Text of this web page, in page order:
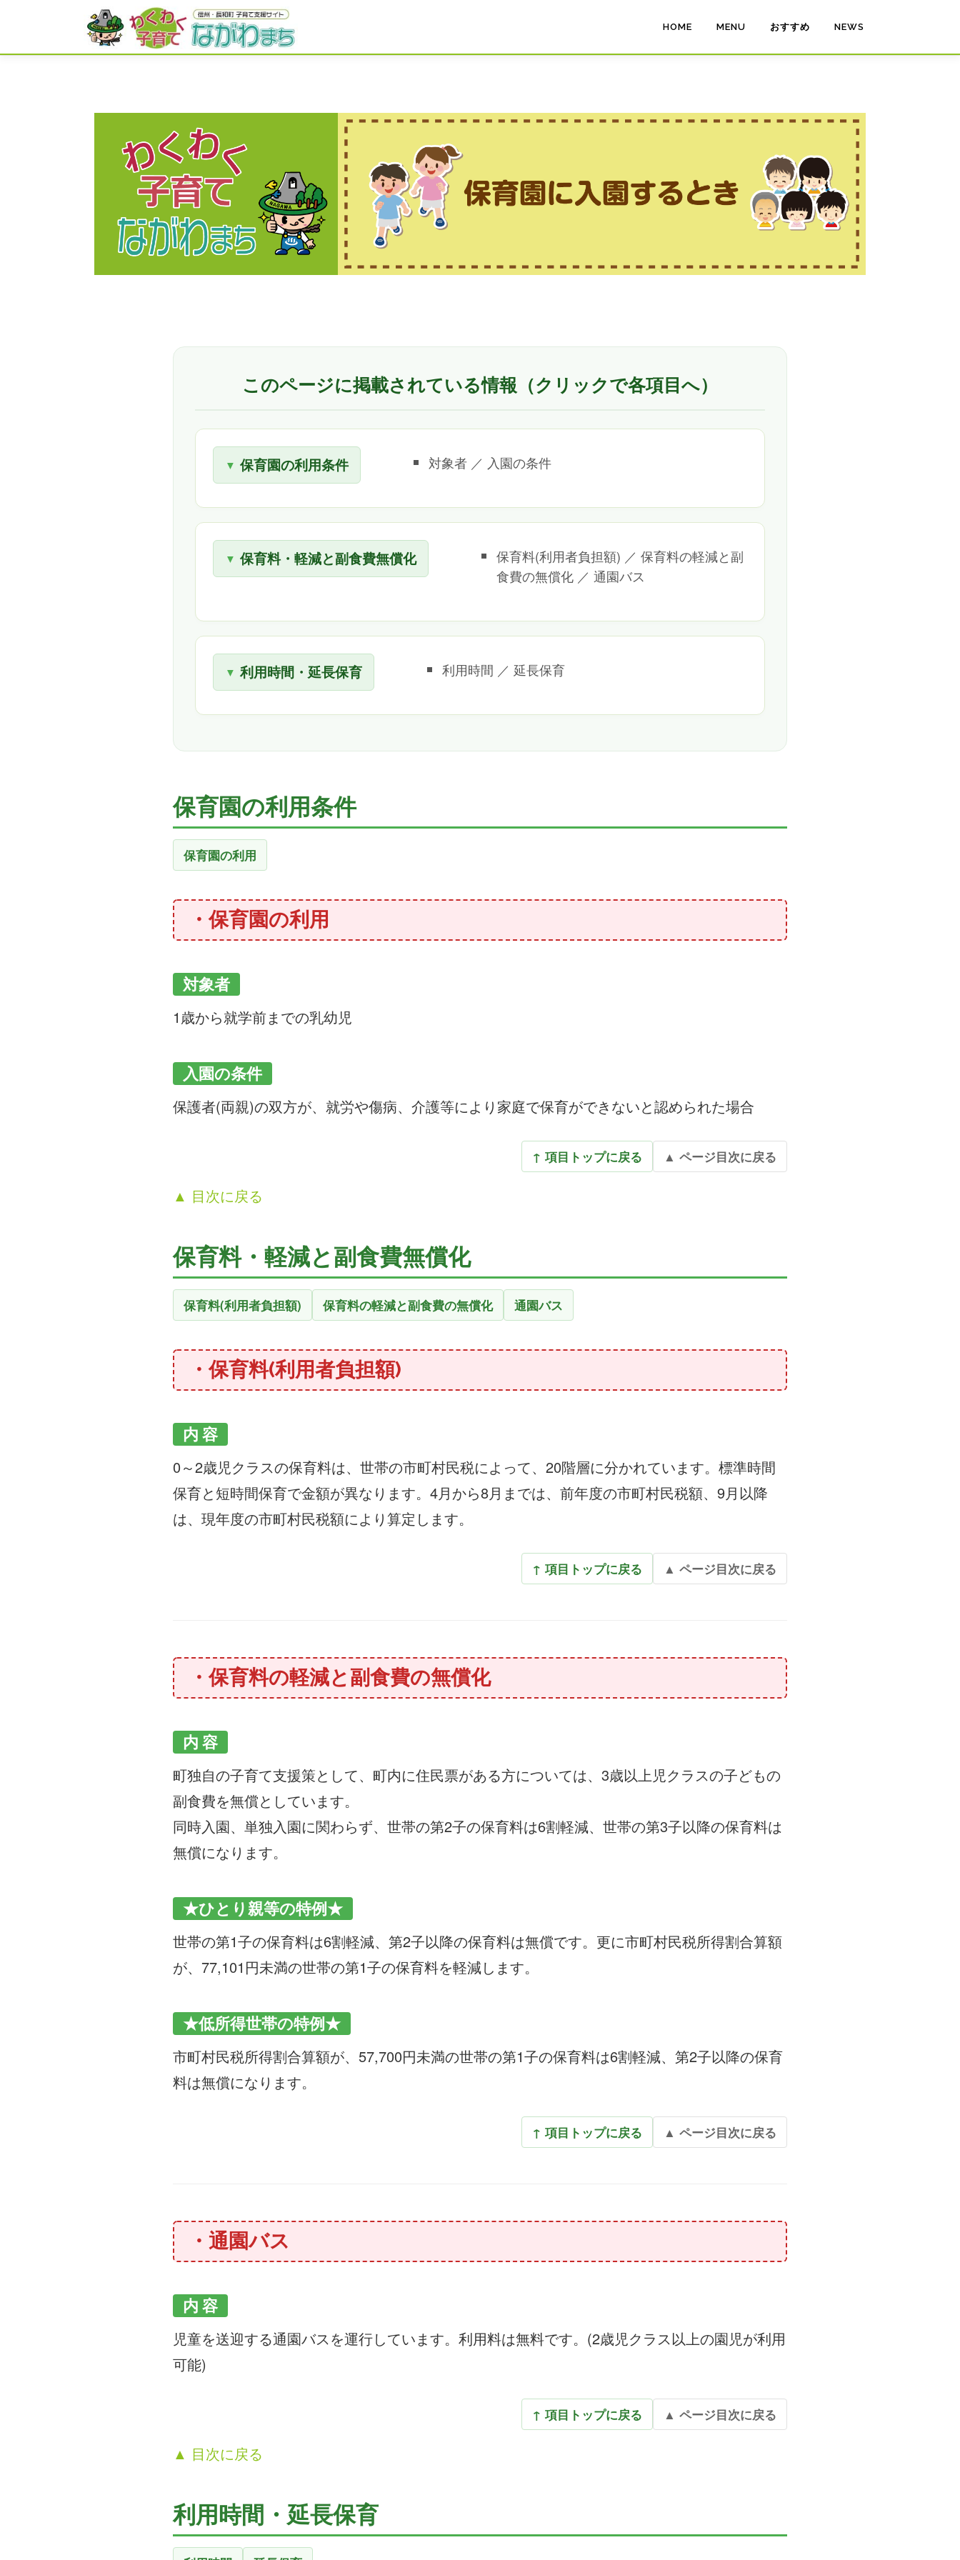
ン
HOME MENU おすすめ NEWS
このページに掲載されている情報（クリックで各項目へ）
保育園の利用条件 対象者 ／ 入園の条件
保育料・軽減と副食費無償化
保育料(利用者負担額) ／ 保育料の軽減と副
食費の無償化 ／ 通園バス
利用時間・延長保育 利用時間 ／ 延長保育
保育園の利用条件
保育園の利用
・保育園の利用
対象者
1歳から就学前までの乳幼児
入園の条件
保護者(両親)の双方が、就労や傷病、介護等により家庭で保育ができないと認められた場合
↑ 項目トップに戻る ▲ ページ目次に戻る
▲ 目次に戻る
保育料・軽減と副食費無償化
保育料(利用者負担額) 保育料の軽減と副食費の無償化 通園バス
・保育料(利用者負担額)
内 容
0～2歳児クラスの保育料は、世帯の市町村民税によって、20階層に分かれています。標準時間
保育と短時間保育で金額が異なります。4月から8月までは、前年度の市町村民税額、9月以降
は、現年度の市町村民税額により算定します。
↑ 項目トップに戻る ▲ ページ目次に戻る
・保育料の軽減と副食費の無償化
内 容
町独自の子育て支援策として、町内に住民票がある方については、3歳以上児クラスの子どもの
副食費を無償としています。
同時入園、単独入園に関わらず、世帯の第2子の保育料は6割軽減、世帯の第3子以降の保育料は
無償になります。
★ひとり親等の特例★
世帯の第1子の保育料は6割軽減、第2子以降の保育料は無償です。更に市町村民税所得割合算額
が、77,101円未満の世帯の第1子の保育料を軽減します。
★低所得世帯の特例★
市町村民税所得割合算額が、57,700円未満の世帯の第1子の保育料は6割軽減、第2子以降の保育
料は無償になります。
↑ 項目トップに戻る ▲ ページ目次に戻る
・通園バス
内 容
児童を送迎する通園バスを運行しています。利用料は無料です。(2歳児クラス以上の園児が利用
可能)
↑ 項目トップに戻る ▲ ページ目次に戻る
▲ 目次に戻る
利用時間・延長保育